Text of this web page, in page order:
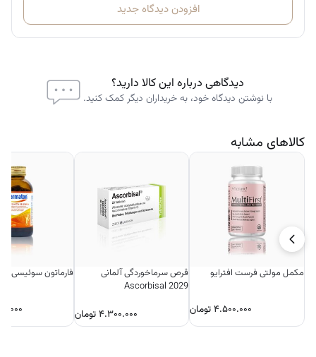
افزودن دیدگاه جدید
دیدگاهی درباره این کالا دارید؟
با نوشتن دیدگاه خود، به خریداران دیگر کمک کنید.
کالاهای مشابه
مکمل مولتی فرست افترایو
۴.۵۰۰.۰۰۰ تومان
قرص سرماخوردگی آلمانی
Ascorbisal 2029
۴.۳۰۰.۰۰۰تومان
فارماتون سوئیسی 100 عددی